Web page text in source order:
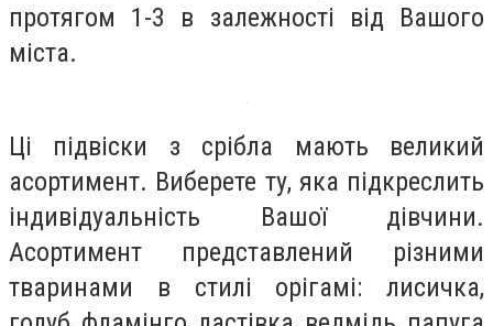
протягом 1-3 в залежності від Вашого
міста.
Ці підвіски з срібла мають великий
асортимент. Виберете ту, яка підкреслить
індивідуальність Вашої дівчини.
Асортимент представлений різними
тваринами в стилі орігамі: лисичка,